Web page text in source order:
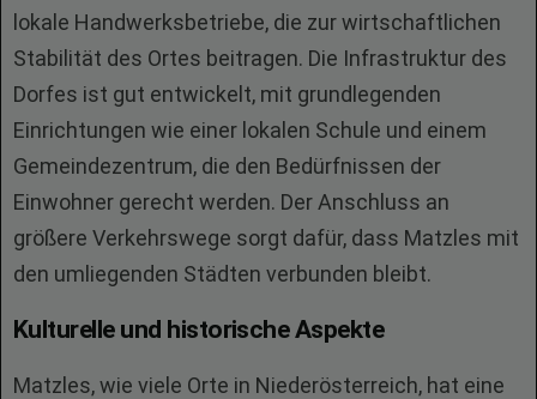
lokale Handwerksbetriebe, die zur wirtschaftlichen
Stabilität des Ortes beitragen. Die Infrastruktur des
Dorfes ist gut entwickelt, mit grundlegenden
Einrichtungen wie einer lokalen Schule und einem
Gemeindezentrum, die den Bedürfnissen der
Einwohner gerecht werden. Der Anschluss an
größere Verkehrswege sorgt dafür, dass Matzles mit
den umliegenden Städten verbunden bleibt.
Kulturelle und historische Aspekte
Matzles, wie viele Orte in Niederösterreich, hat eine